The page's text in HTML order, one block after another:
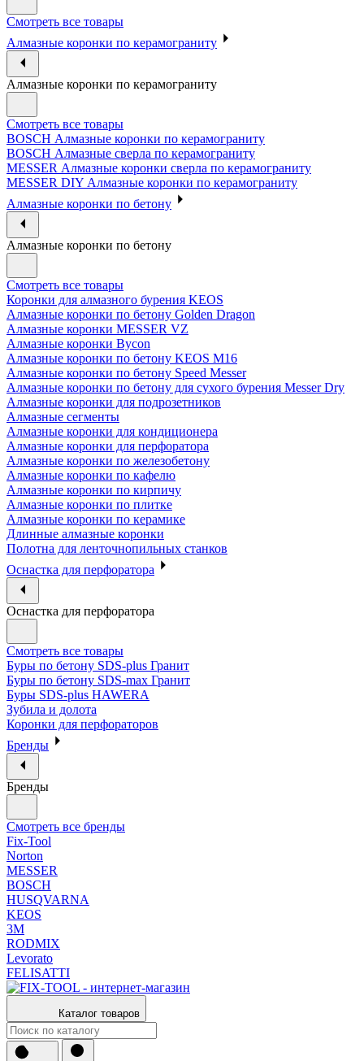
Смотреть все товары
Алмазные коронки по керамограниту
Алмазные коронки по керамограниту
Смотреть все товары
BOSCH Алмазные коронки по керамограниту
BOSCH Алмазные сверла по керамограниту
MESSER Алмазные коронки сверла по керамограниту
MESSER DIY Алмазные коронки по керамограниту
Алмазные коронки по бетону
Алмазные коронки по бетону
Смотреть все товары
Коронки для алмазного бурения KEOS
Алмазные коронки по бетону Golden Dragon
Алмазные коронки MESSER VZ
Алмазные коронки Bycon
Алмазные коронки по бетону KEOS M16
Алмазные коронки по бетону Speed Messer
Алмазные коронки по бетону для сухого бурения Messer Dry
Алмазные коронки для подрозетников
Алмазные сегменты
Алмазные коронки для кондиционера
Алмазные коронки для перфоратора
Алмазные коронки по железобетону
Алмазные коронки по кафелю
Алмазные коронки по кирпичу
Алмазные коронки по плитке
Алмазные коронки по керамике
Длинные алмазные коронки
Полотна для ленточнопильных станков
Оснастка для перфоратора
Оснастка для перфоратора
Смотреть все товары
Буры по бетону SDS-plus Гранит
Буры по бетону SDS-max Гранит
Буры SDS-plus HAWERA
Зубила и долота
Коронки для перфораторов
Бренды
Бренды
Смотреть все бренды
Fix-Tool
Norton
MESSER
BOSCH
HUSQVARNA
KEOS
3М
RODMIX
Levorato
FELISATTI
Каталог товаров